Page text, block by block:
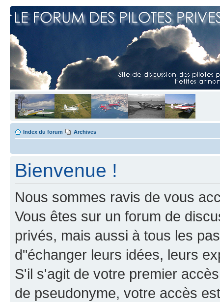
Index du forum Archives
Bienvenue !
Nous sommes ravis de vous
Vous êtes sur un forum de
privés, mais aussi à tous les
d"échanger leurs idées, leurs
S'il s'agit de votre premier
de pseudonyme, votre accès